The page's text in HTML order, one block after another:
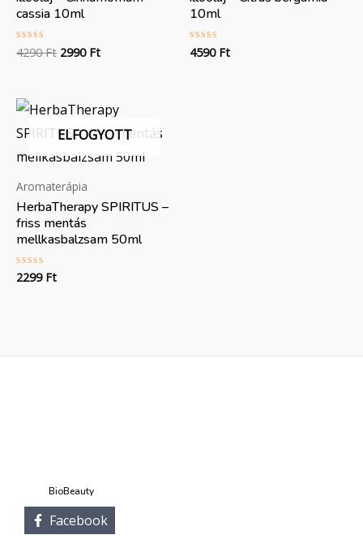
cassia 10ml
Értékelés:
4290Ft 2990 Ft
10ml
Értékelés:
4590 Ft
ELFOGYOTT
Aromaterápia
HerbaTherapy SPIRITUS –
friss mentás
mellkasbalzsam 50ml
Értékelés:
2299 Ft
BioBeauty
Facebook